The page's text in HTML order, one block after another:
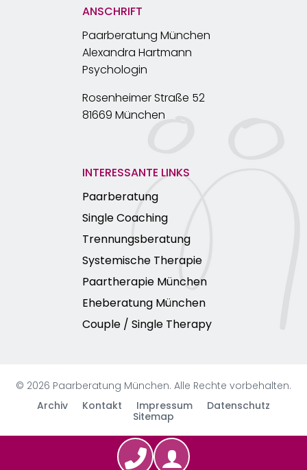
ANSCHRIFT
Paarberatung München
Alexandra Hartmann
Psychologin
Rosenheimer Straße 52
81669 München
INTERESSANTE LINKS
Paarberatung
Single Coaching
Trennungsberatung
Systemische Therapie
Paartherapie München
Eheberatung München
Couple / Single Therapy
© 2026 Paarberatung München. Alle Rechte vorbehalten.
Navigation
Archiv Kontakt Impressum
Datenschutz
Sitemap